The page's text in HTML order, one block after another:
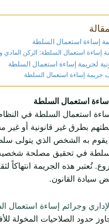
إساءة استعمال السلطة
إساءة استعمال السلطة: الركن المادي
لجريمة إساءة استعمال السلطة
جريمة إساءة استعمال السلطة
استعمال السلطة
استعمال السلطة في
بطرق غير قانونية أو
به الشخص الذي يتولى
في تحقيق مصلحة شخصية
تُعتبر هذه الجريمة انتهاكاً
سيادة القانون.
وجرائم إساءة استعمال
حدود الصلاحيات المخولة